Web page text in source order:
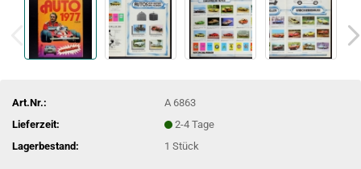
Art.Nr.:
A 6863
Lieferzeit:
2-4 Tage
Lagerbestand:
1Stück